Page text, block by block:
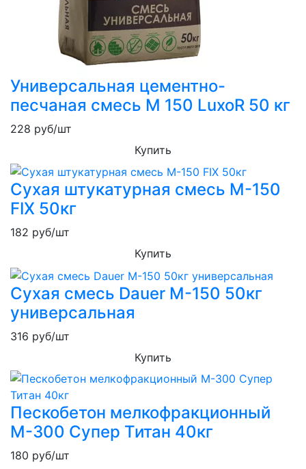
Универсальная цементно-
песчаная смесь М 150 LuxoR 50 кг
228 руб/шт
Купить
Сухая штукатурная смесь М-150
FIX 50кг
182 руб/шт
Купить
Сухая смесь Dauer М-150 50кг
универсальная
316 руб/шт
Купить
Пескобетон мелкофракционный
М-300 Супер Титан 40кг
180 руб/шт